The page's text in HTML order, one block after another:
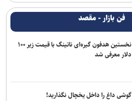
فن بازار - مقصد
نخستین هدفون گیره‌ای ناتینگ با قیمت زیر ۱۰۰
دلار معرفی شد
گوشی داغ را داخل یخچال نگذارید!